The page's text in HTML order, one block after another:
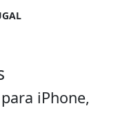
iPhone,